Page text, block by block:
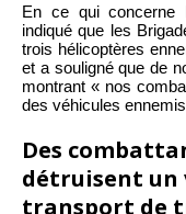
En ce qui concerne
indiqué que les
trois hélicoptères
et a souligné que de
montrant « nos
des véhicules ennemis
Des
détruisent un
transport de